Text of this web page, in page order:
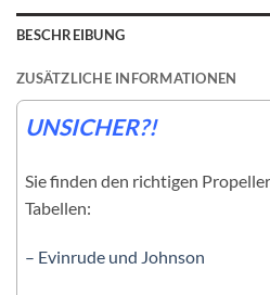
BESCHREIBUNG
ZUSÄTZLICHE INFORMATIONEN
UNSICHER?!
Sie finden den richtigen
Tabellen:
– Evinrude und Johnson